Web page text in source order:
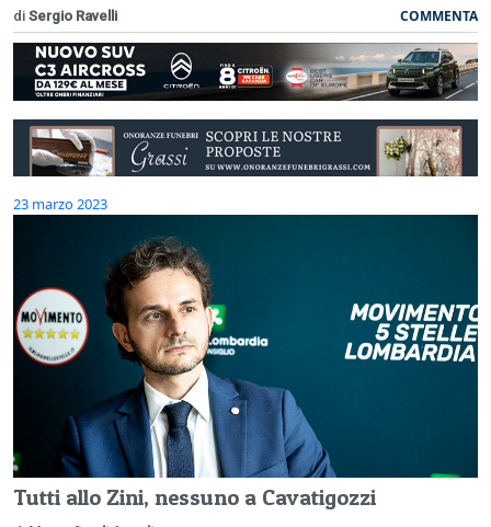
di Sergio Ravelli COMMENTA
23 marzo 2023
Tutti allo Zini, nessuno a Cavatigozzi